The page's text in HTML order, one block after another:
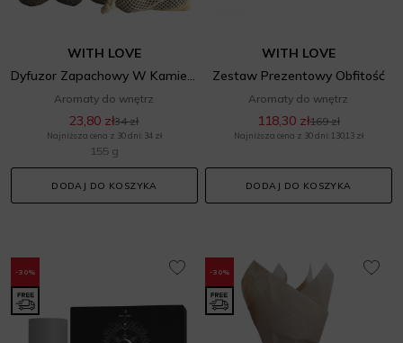
WITH LOVE
Dyfuzor Zapachowy W Kamieniach Wulkanicznych
Aromaty do wnętrz
23,80 zł34 zł
Najniższa cena z 30 dni: 34 zł
155 g
DODAJ DO KOSZYKA
WITH LOVE
Zestaw Prezentowy Obfitość
Aromaty do wnętrz
118,30 zł169 zł
Najniższa cena z 30 dni: 130,13 zł
DODAJ DO KOSZYKA
-30% -30%